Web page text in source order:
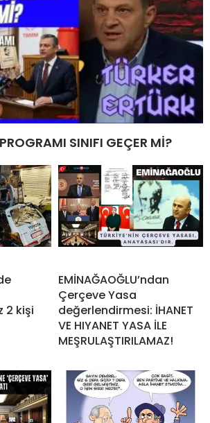
SINIFI GEÇER Mİ?
2 kişi
EMİNAĞAOĞLU’ndan
Çerçeve Yasa
değerlendirmesi: İHANET
VE HIYANET YASA İLE
MEŞRULAŞTIRILAMAZ!